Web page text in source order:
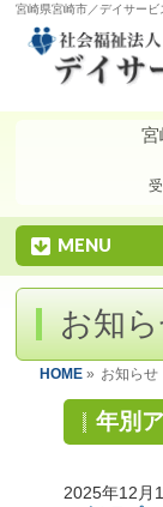
宮崎県宮崎市／デイサービ
宮
MENU
お知
HOME » お知らせ
年別
2025年12月